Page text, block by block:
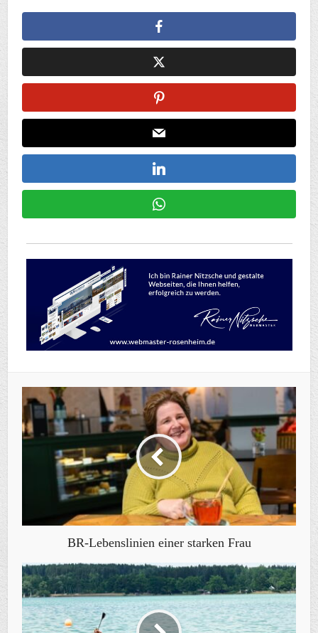
BR-Lebenslinien einer starken Frau